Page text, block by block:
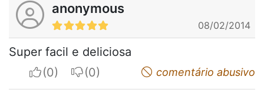
anonymous
08/02/2014
Super facil e deliciosa
I apreciateI do not appreciatecomentário abusivo